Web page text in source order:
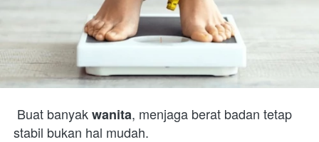
Buat banyak wanita, menjaga berat badan tetap
stabil bukan hal mudah.